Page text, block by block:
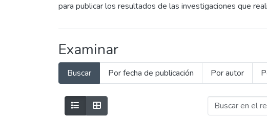
para publicar los resultados de las investigaciones que
Examinar
Buscar Por fecha de publicación Por autor